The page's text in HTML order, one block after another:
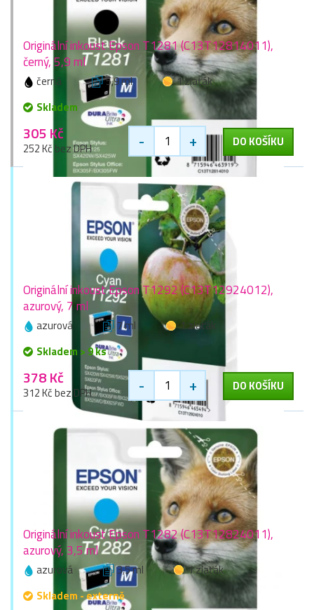
Originální inkoust Epson T1281 (C13T12814011),
černý, 5,9 ml
černá 5,9 ml
1 zlaťák
Skladem
305 Kč
252 Kč bez DPH - + DO KOŠÍKU
Originální inkoust Epson T1292 (C13T12924012),
azurový, 7 ml
azurová 7 ml
1 zlaťák
Skladem > 9 ks
378 Kč
312 Kč bez DPH - + DO KOŠÍKU
Originální inkoust Epson T1282 (C13T12824011),
azurový, 3,5 ml
azurová 3,5 ml
1 zlaťák
Skladem - externě